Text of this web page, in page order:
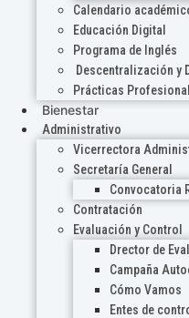
Calendario
Educación Digital
Programa de Inglés
Descentralización y
Prácticas
Bienestar
Administrativo
Vicerrectora
Secretaría General
Convocatoria
Contratación
Evaluación y Control
Drector de
Campaña
Cómo Vamos
Entes de